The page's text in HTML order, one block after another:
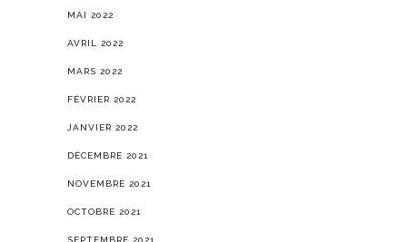
MAI 2022
AVRIL 2022
MARS 2022
FÉVRIER 2022
JANVIER 2022
DÉCEMBRE 2021
NOVEMBRE 2021
OCTOBRE 2021